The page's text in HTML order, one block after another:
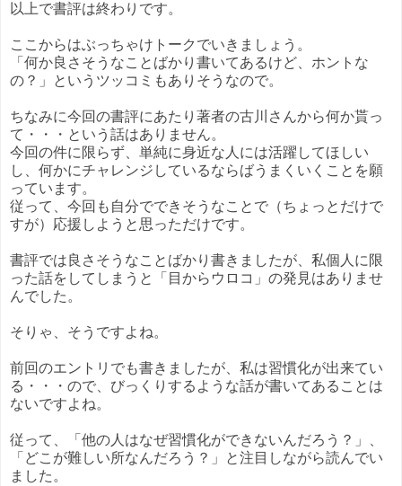
以上で書評は終わりです。
ここからはぶっちゃけトークでいきましょう。
「何か良さそうなことばかり書いてあるけど、ホントな
の？」というツッコミもありそうなので。
ちなみに今回の書評にあたり著者の古川さんから何か貰っ
て・・・という話はありません。
今回の件に限らず、単純に身近な人には活躍してほしい
し、何かにチャレンジしているならばうまくいくことを願
っています。
従って、今回も自分でできそうなことで（ちょっとだけで
すが）応援しようと思っただけです。
書評では良さそうなことばかり書きましたが、私個人に限
った話をしてしまうと「目からウロコ」の発見はありませ
んでした。
そりゃ、そうですよね。
前回のエントリでも書きましたが、私は習慣化が出来てい
る・・・ので、びっくりするような話が書いてあることは
ないですよね。
従って、「他の人はなぜ習慣化ができないんだろう？」、
「どこが難しい所なんだろう？」と注目しながら読んでい
ました。